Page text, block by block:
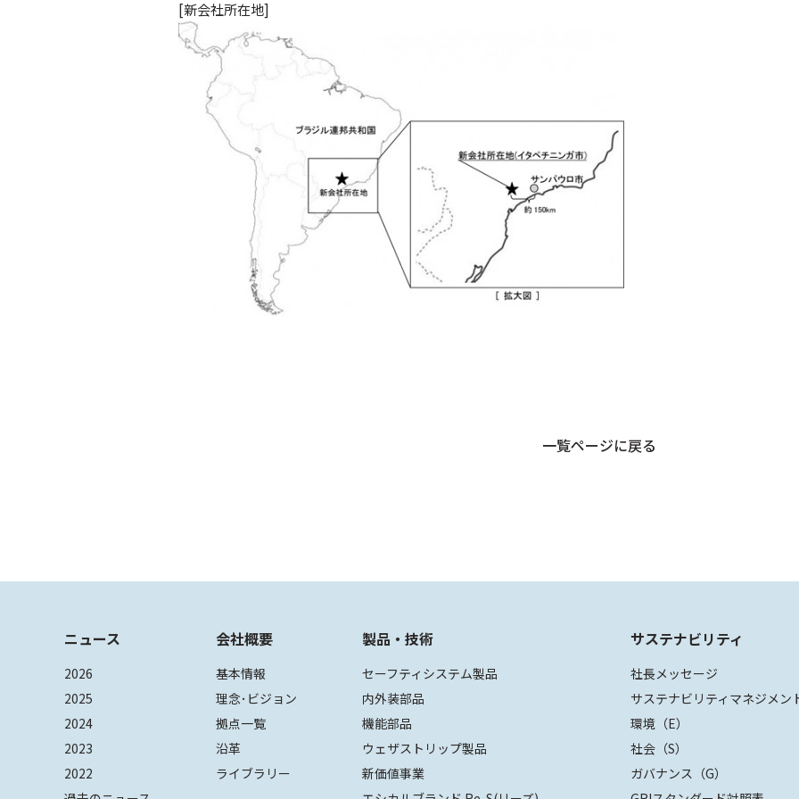
[新会社所在地]
一覧ページに戻る
ニュース
2026
2025
2024
2023
2022
会社概要
基本情報
理念･ビジョン
拠点一覧
沿革
ライブラリー
製品・技術
セーフティシステム製品
内外装部品
機能部品
ウェザストリップ製品
新価値事業
サステナビリティ
社長メッセージ
サステナビリティマネジメン
環境（E）
社会（S）
ガバナンス（G）